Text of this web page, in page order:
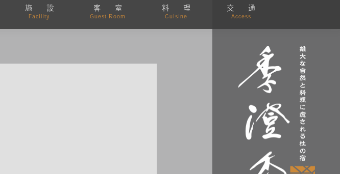
施 設
Facility
客 室
Guest Room
料 理
Cuisine
交 通
Access